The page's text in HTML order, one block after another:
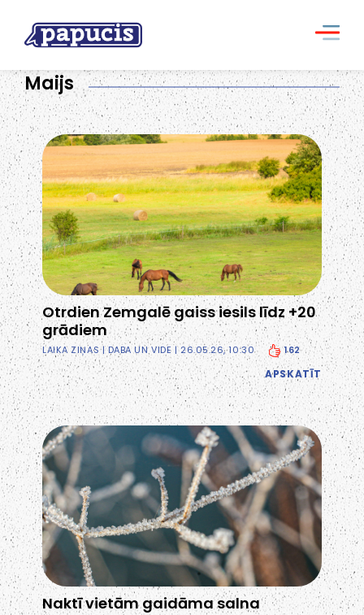
Maijs
Otrdien Zemgalē gaiss iesils līdz +20
grādiem
LAIKA ZIŅAS|DABA UN VIDE | 26.05.26, 10:30 162
APSKATĪT
Naktī vietām gaidāma salna